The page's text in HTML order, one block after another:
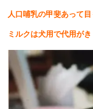
人口哺乳の甲斐あって
ミルクは犬用で代用がき